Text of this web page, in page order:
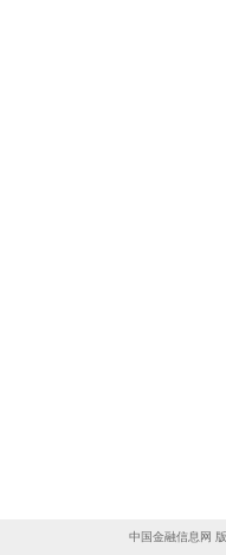
中国金融信息网